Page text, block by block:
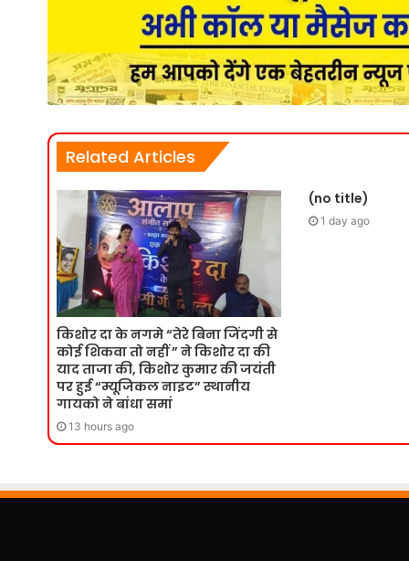
Related Articles
किशोर दा के नगमे “तेरे बिना जिंदगी से
कोई शिकवा तो नहीं ” ने किशोर दा की
याद ताजा की, किशोर कुमार की जयंती
पर हुई “म्यूजिकल नाइट” स्थानीय
गायको ने बांधा समां
13 hours ago
(no title)
1 day ago